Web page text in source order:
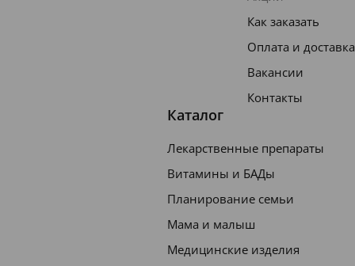
Как заказать
Оплата и доставка
Вакансии
Контакты
Каталог
Лекарственные препараты
Витамины и БАДы
Планирование семьи
Мама и малыш
Медицинские изделия